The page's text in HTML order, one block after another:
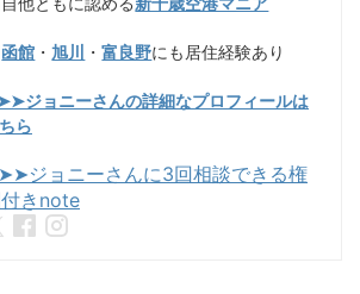
函館 ・旭川 ・富良野にも居住経験あり
ジョニーさんの詳細なプロフィールは
ら
ジョニーさんに3回相談できる権
きnote